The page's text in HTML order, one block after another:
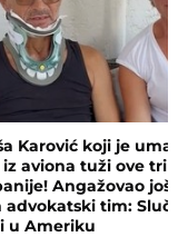
Karović koji je
iz aviona tuži ove tri
Angažovao još
advokatski tim:
u Ameriku